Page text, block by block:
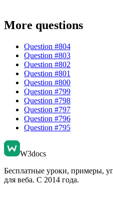
More questions
Question #804
Question #803
Question #802
Question #801
Question #800
Question #799
Question #798
Question #797
Question #796
Question #795
W3docs
Бесплатные уроки, примеры,
для веба. С 2014 года.